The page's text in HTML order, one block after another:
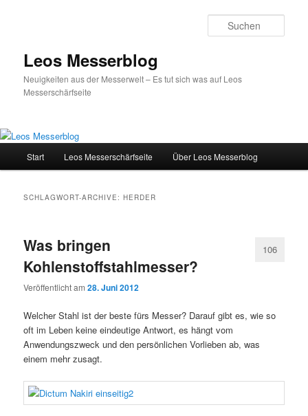
Leos Messerblog
Neuigkeiten aus der Messerwelt – Es tut sich was auf Leos
Messerschärfseite
Zum
Zum
wechseln
Start Leos Messerschärfseite Über Leos Messerblog
SCHLAGWORT-ARCHIVE:HERDER
Was bringen
Kohlenstoffstahlmesser?
Veröffentlicht am28. Juni 2012
106
Welcher Stahl ist der beste fürs Messer? Darauf gibt es, wie so
oft im Leben keine eindeutige Antwort, es hängt vom
Anwendungszweck und den persönlichen Vorlieben ab, was
einem mehr zusagt.